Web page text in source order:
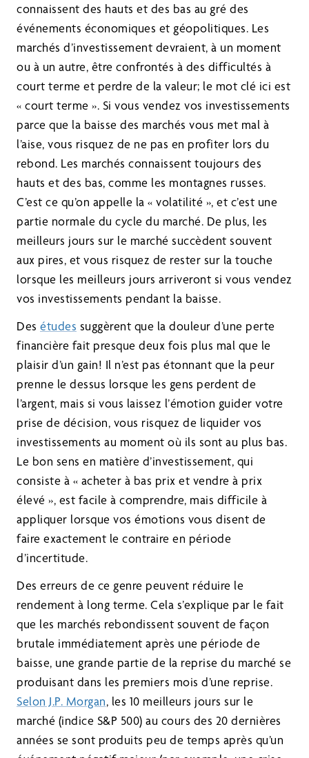
connaissent des hauts et des bas au gré des
événements économiques et géopolitiques. Les
marchés d’investissement devraient, à un moment
ou à un autre, être confrontés à des difficultés à
court terme et perdre de la valeur; le mot clé ici est
« court terme ». Si vous vendez vos investissements
parce que la baisse des marchés vous met mal à
l’aise, vous risquez de ne pas en profiter lors du
rebond. Les marchés connaissent toujours des
hauts et des bas, comme les montagnes russes.
C’est ce qu’on appelle la « volatilité », et c’est une
partie normale du cycle du marché. De plus, les
meilleurs jours sur le marché succèdent souvent
aux pires, et vous risquez de rester sur la touche
lorsque les meilleurs jours arriveront si vous vendez
vos investissements pendant la baisse.
Des études suggèrent que la douleur d’une perte
financière fait presque deux fois plus mal que le
plaisir d’un gain! Il n’est pas étonnant que la peur
prenne le dessus lorsque les gens perdent de
l’argent, mais si vous laissez l’émotion guider votre
prise de décision, vous risquez de liquider vos
investissements au moment où ils sont au plus bas.
Le bon sens en matière d’investissement, qui
consiste à « acheter à bas prix et vendre à prix
élevé », est facile à comprendre, mais difficile à
appliquer lorsque vos émotions vous disent de
faire exactement le contraire en période
d’incertitude.
Des erreurs de ce genre peuvent réduire le
rendement à long terme. Cela s’explique par le fait
que les marchés rebondissent souvent de façon
brutale immédiatement après une période de
baisse, une grande partie de la reprise du marché se
produisant dans les premiers mois d’une reprise.
Selon J.P. Morgan, les 10 meilleurs jours sur le
marché (indice S&P 500) au cours des 20 dernières
années se sont produits peu de temps après qu’un